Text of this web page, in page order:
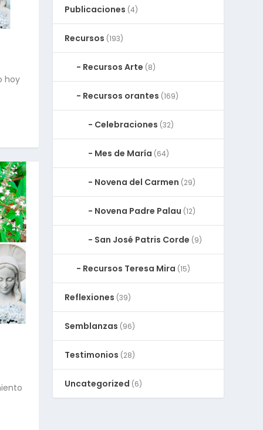
hoy
Publicaciones (4)
Recursos (193)
Recursos Arte (8)
Recursos orantes (169)
Celebraciones (32)
Mes de María (64)
Novena del Carmen (29)
Novena Padre Palau (12)
San José Patris Corde (9)
Recursos Teresa Mira (15)
Reflexiones (39)
Semblanzas (96)
Testimonios (28)
Uncategorized (6)